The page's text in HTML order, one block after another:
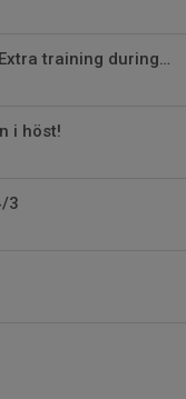
Extra träning under höstlovet/Extra training during Fallbreak
i höst!
3